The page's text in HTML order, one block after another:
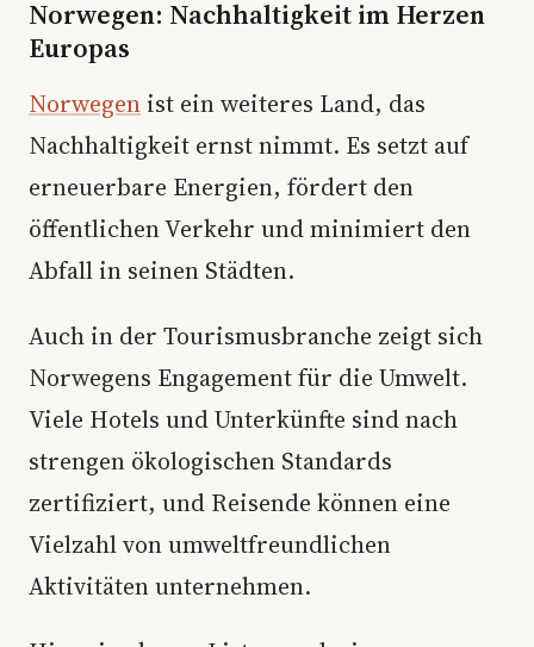
Norwegen: Nachhaltigkeit im Herzen
Europas
Norwegen ist ein weiteres Land, das
Nachhaltigkeit ernst nimmt. Es setzt auf
erneuerbare Energien, fördert den
öffentlichen Verkehr und minimiert den
Abfall in seinen Städten.
Auch in der Tourismusbranche zeigt sich
Norwegens Engagement für die Umwelt.
Viele Hotels und Unterkünfte sind nach
strengen ökologischen Standards
zertifiziert, und Reisende können eine
Vielzahl von umweltfreundlichen
Aktivitäten unternehmen.